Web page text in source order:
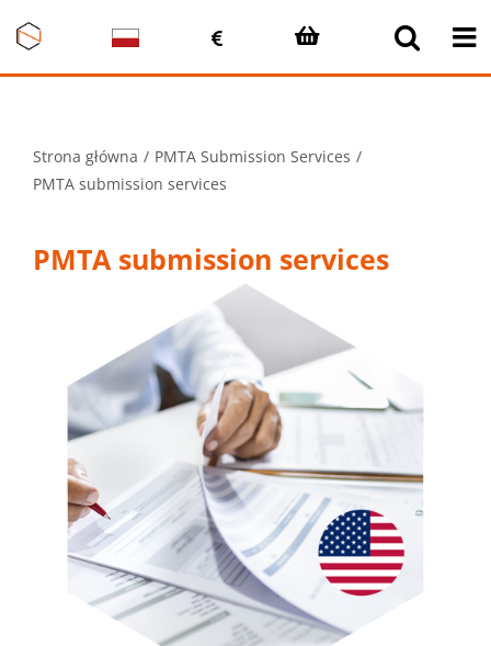
do
zawartości
Strona główna
PMTA Submission Services
PMTA submission services
PMTA submission services